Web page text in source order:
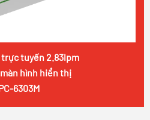
tuyến 2.83lpm
hình hiển thị
6303M